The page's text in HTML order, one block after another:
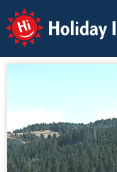
Holiday Info